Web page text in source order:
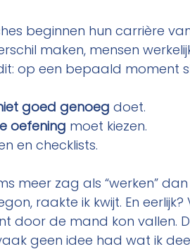
beginnen hun carrière
maken, mensen
op een bepaald moment
goed genoeg doet.
oefening moet kiezen.
en checklists.
meer zag als “werken”
raakte ik kwijt. En
door de mand kon vallen.
geen idee had wat ik